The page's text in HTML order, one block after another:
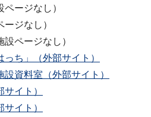
ージなし）
ジなし）
ページなし）
ち」（外部サイト）
資料室（外部サイト）
イト）
イト）